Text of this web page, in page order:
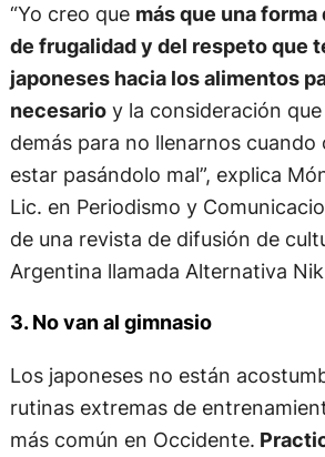
“Yo creo que más que una
de frugalidad y del respeto que
japoneses hacia los alimentos
necesarioy la consideración
demás para no llenarnos cuando
estar pasándolo mal”, explica
Lic. en Periodismo y
de una revista de difusión de
Argentina llamada Alternativa
3. No van al gimnasio
Los japoneses no están
rutinas extremas de
más común en Occidente.